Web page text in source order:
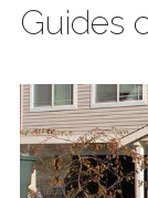
Guides